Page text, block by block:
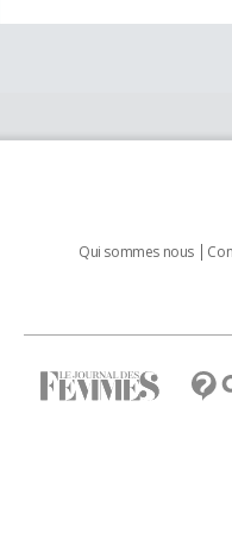
Qui sommes nous